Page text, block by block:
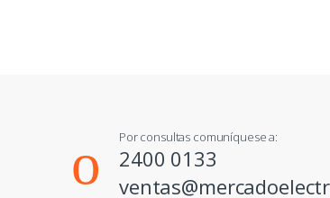
Por consultas comuníquese a:
2400 0133